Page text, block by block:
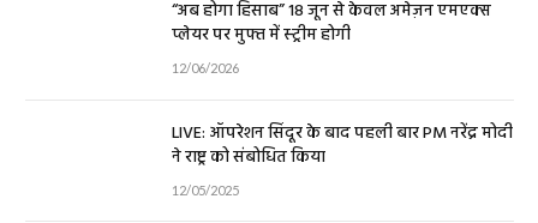
“अब होगा हिसाब” 18 जून से केवल अमेज़न एमएक्स
प्लेयर पर मुफ्त में स्ट्रीम होगी
12/06/2026
LIVE: ऑपरेशन सिंदूर के बाद पहली बार PM नरेंद्र मोदी
ने राष्ट्र को संबोधित किया
12/05/2025